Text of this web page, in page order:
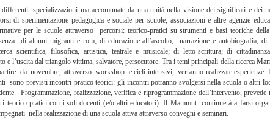
specializzazioni ma accomunate da una unità nella visione dei significati e dei
di sperimentazione pedagogica e sociale per scuole, associazioni e altre agenzie
per le scuole attraverso percorsi: teorico-pratici su strumenti e basi teoriche della
di alunni migranti e rom; di educazione all’ascolto; narrazione e autobiografia; di
scientifica, filosofica, artistica, teatrale e musicale; di letto-scrittura; di
e l’uscita dal triangolo vittima, salvatore, persecutore. Tra i temi principali della ricerca
da novembre, attraverso workshop e cicli intensivi, verranno realizzate esperienze
sono previsti incontri pratico teorici: gli incontri potranno svolgersi nella scuola o altri
Programmazione, realizzazione, verifica e riprogrammazione dell’intervento, prevede
teorico-pratici con i soli docenti (e/o altri educatori). Il Mammut continuerà a farsi
nella realizzazione di una scuola attiva attraverso convegni e seminari.